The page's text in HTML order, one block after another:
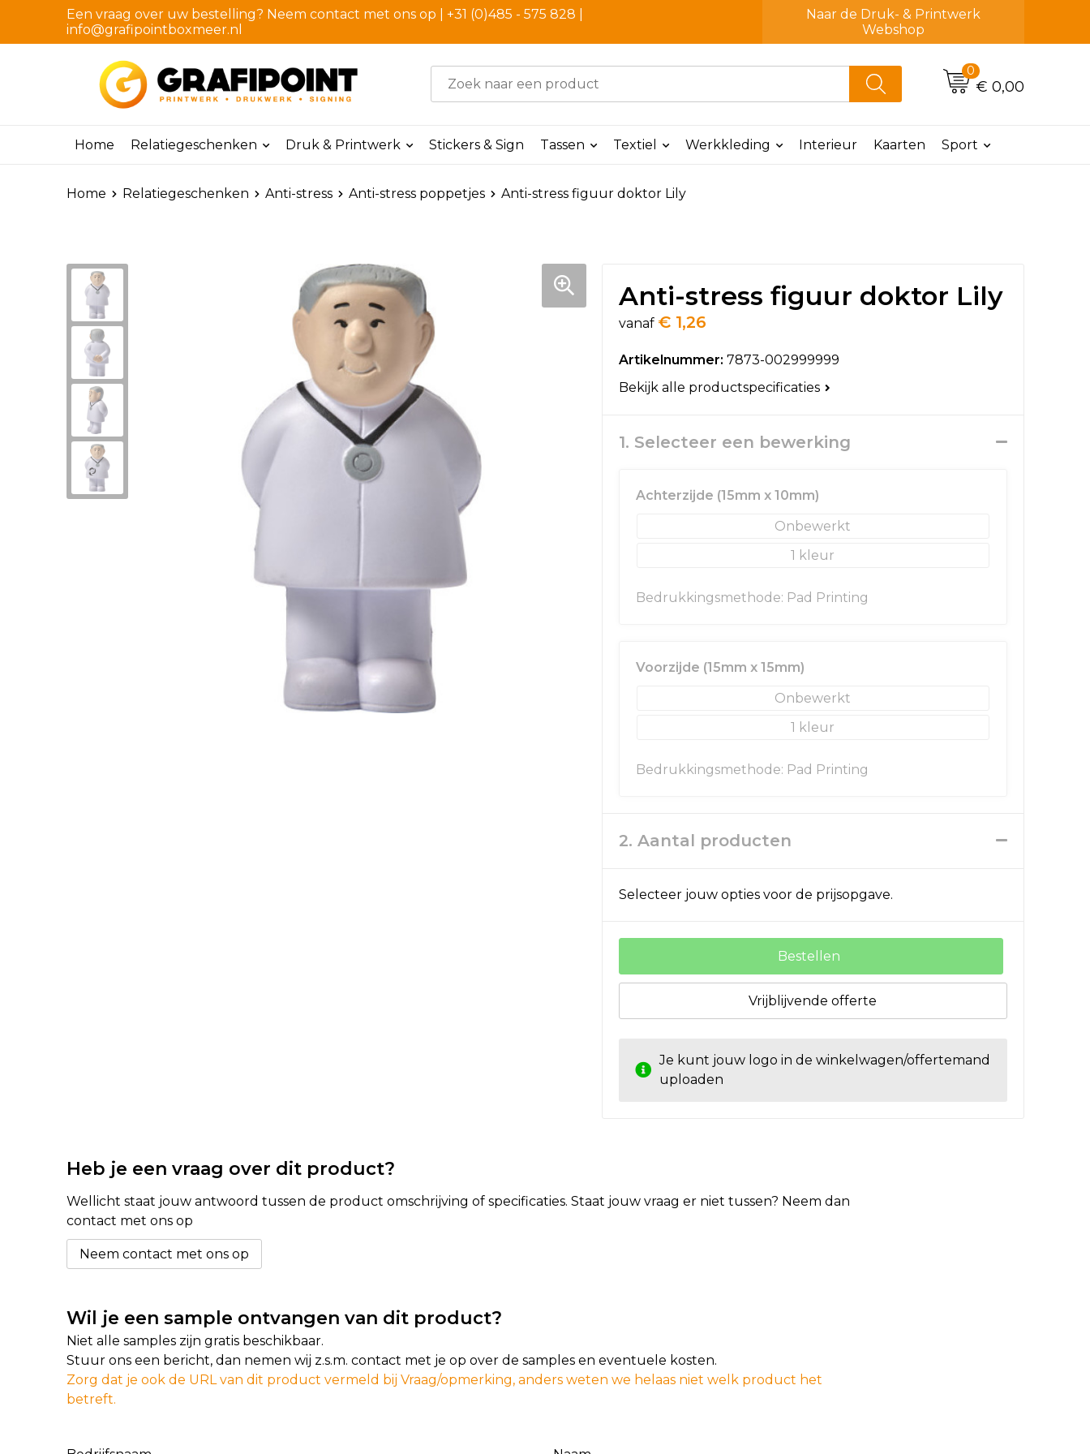
Een vraag over uw bestelling? Neem contact met ons op | +31 (0)485 - 575 828 |
info@grafipointboxmeer.nl
Naar de Druk- & Printwerk
Webshop
0
€ 0,00
Home Relatiegeschenken Druk & Printwerk Stickers & Sign Tassen Textiel Werkkleding Interieur Kaarten Sport
Home Relatiegeschenken Anti-stress Anti-stress poppetjes Anti-stress figuur doktor Lily
Anti-stress figuur doktor Lily
vanaf € 1,26
Artikelnummer: 7873-002999999
Bekijk alle productspecificaties
1. Selecteer een bewerking
Achterzijde (15mm x 10mm)
Onbewerkt
1
Bedrukkingsmethode: Pad Printing
Voorzijde (15mm x 15mm)
Onbewerkt
1
Bedrukkingsmethode: Pad Printing
2. Aantal producten
Selecteer jouw opties voor de prijsopgave.
Bestellen
Vrijblijvende offerte
Je kunt jouw logo in de winkelwagen/offertemand
uploaden
Heb je een vraag over dit product?
Wellicht staat jouw antwoord tussen de product omschrijving of specificaties. Staat jouw vraag er niet tussen? Neem dan
contact met ons op
Neem contact met ons op
Wil je een sample ontvangen van dit product?
Niet alle samples zijn gratis beschikbaar.
Stuur ons een bericht, dan nemen wij z.s.m. contact met je op over de samples en eventuele kosten.
Zorg dat je ook de URL van dit product vermeld bij Vraag/opmerking, anders weten we helaas niet welk product het
betreft.